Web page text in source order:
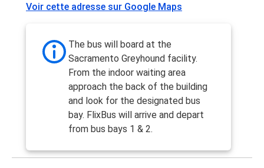
Voir cette adresse sur Google Maps
The bus will board at the
Sacramento Greyhound facility.
From the indoor waiting area
approach the back of the building
and look for the designated bus
bay. FlixBus will arrive and depart
from bus bays 1 & 2.